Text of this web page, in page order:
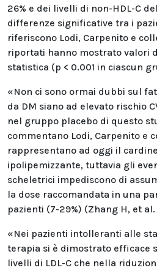
26% e dei livelli di non-HDL-C del
differenze significative tra i
riferiscono Lodi, Carpenito e
riportati hanno mostrato valori
statistica (p < 0.001 in ciascun
«Non ci sono ormai dubbi sul
da DM siano ad elevato rischio
nel gruppo placebo di questo
commentano Lodi, Carpenito e
rappresentano ad oggi il
ipolipemizzante, tuttavia gli
scheletrici impediscono di
la dose raccomandata in una
pazienti (7-29%) (Zhang H, et
«Nei pazienti intolleranti alle
terapia si è dimostrato efficace
livelli di LDL-C che nella